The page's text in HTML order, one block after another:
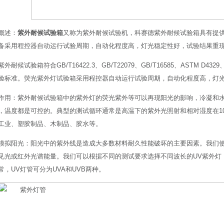
述： 紫外耐候试验箱又称为紫外耐候试验机，科赛德紫外耐候试验箱具有提
采用程控器自动运行试验周期，自动化程度高，灯光稳定性好，试验结果重
外耐候试验箱符合GB/T16422.3、GB/T22079、GB/T16585、ASTM
标准。荧光紫外灯试验箱采用程控器自动运行试验周期，自动化程度高，灯
用：紫外耐候试验箱中的紫外灯的荧光紫外等可以再现阳光的影响，冷凝和
温度都是可控的。典型的测试循环通常是高温下的紫外光照射和相对湿度在
业、塑胶制品、木制品、胶水等。
拟阳光：阳光中的紫外线是造成大多数材料耐久性能破坏的主要因素。我们
光或红外光谱能量。我们可以根据不同的测试要求选择不同波长的UV紫外
，UV灯管可分为UVA和UVB两种。